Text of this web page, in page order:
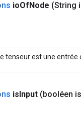
ioOfNode (String
tenseur est une entrée
isInput (booléen is